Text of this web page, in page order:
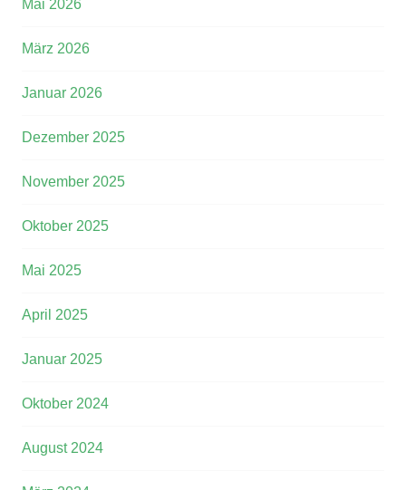
Mai 2026
März 2026
Januar 2026
Dezember 2025
November 2025
Oktober 2025
Mai 2025
April 2025
Januar 2025
Oktober 2024
August 2024